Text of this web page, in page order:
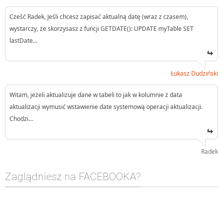
Cześć Radek, Jeśli chcesz zapisać aktualną datę (wraz z czasem),
wystarczy, że skorzysasz z funcji GETDATE(): UPDATE myTable SET
lastDate…
Łukasz Dudziński
Witam, jeżeli aktualizuje dane w tabeli to jak w kolumnie z data
aktualizacji wymusić wstawienie date systemową operacji aktualizacji.
Chodzi…
Radek
Zaglądniesz na FACEBOOKA?